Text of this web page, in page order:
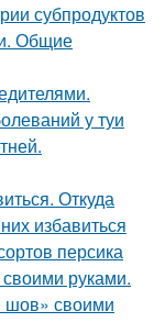
субпродуктов
Общие
у туи
Откуда
избавиться
персика
руками.
шов» своими